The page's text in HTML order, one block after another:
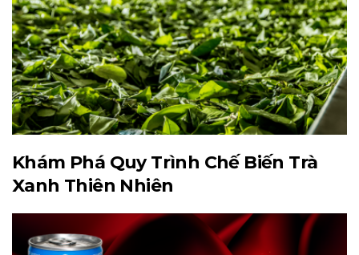
Khám Phá Quy Trình Chế Biến Trà
Xanh Thiên Nhiên